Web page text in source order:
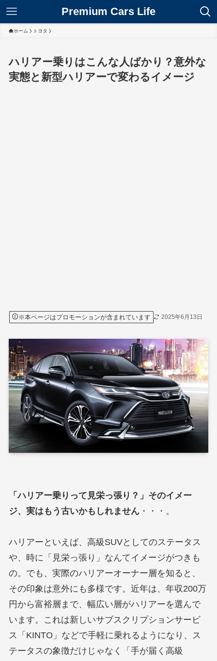
Premium Cars Life
ホーム トヨタ
ハリアー乗りはこんな人ばかり？意外な
実態と新型ハリアーで変わるイメージ
※本ページはプロモーションが含まれています 2025年6月13日
「ハリアー乗りって見栄っ張り？」そのイメー
ジ、実はもう古いかもしれません・・・。
ハリアーといえば、高級SUVとしてのステータス
や、時に「見栄っ張り」なんてイメージがつきも
の。でも、実際のハリアーオーナー層を知ると、
その印象は意外にも多様です。近年は、年収200万
円から富裕層まで、幅広い層がハリアーを選んで
います。これは新しいサブスクリプションサービ
ス「KINTO」などで手軽に乗れるようになり、ス
テータスの象徴だけじゃなく「手が届く高級